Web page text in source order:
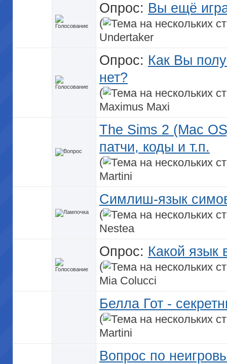
Опрос: Вы ещё
(
Undertaker
Опрос: Как Вы
нет?
(
Maximus Maxi
The Sims 2 (Mac
патчи, коды и т.п.
(
Martini
Симлиш-язык
(
Nestea
Опрос: Какой язык
(
Mia Colucci
Белла Гот -
(
Martini
Вопрос по